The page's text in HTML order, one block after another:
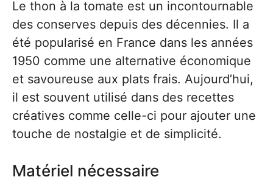
Le thon à la tomate est un incontournable
des conserves depuis des décennies. Il a
été popularisé en France dans les années
1950 comme une alternative économique
et savoureuse aux plats frais. Aujourd’hui,
il est souvent utilisé dans des recettes
créatives comme celle-ci pour ajouter une
touche de nostalgie et de simplicité.
Matériel nécessaire